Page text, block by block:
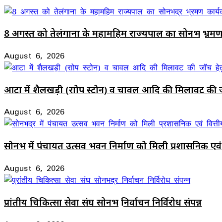
8 अगस्त को तेलंगाना के महामहिम राज्यपाल का सोनभद्र भ्रमण
August 6, 2026
आटा में शैलखड़ी (राोप स्टोन) व चावल आदि की मिलावट
August 6, 2026
सोनभद्र में पंचायत उत्सव भवन निर्माण को मिली प्रशासनिक एवं
August 6, 2026
प्रांतीय चिकित्सा सेवा संघ सोनभद्र निर्वाचन निर्विरोध संपन्न